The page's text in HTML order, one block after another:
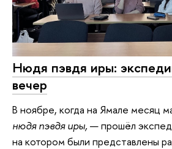
Нюдя пэвдя иры:
вечер
В ноябре, когда на Ямале месяц
нюдя пэвдя иры,— прошёл
на котором были представлены